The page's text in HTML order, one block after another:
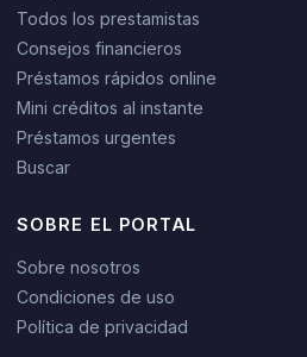
Todos los prestamistas
Consejos financieros
Préstamos rápidos online
Mini créditos al instante
Préstamos urgentes
Buscar
SOBRE EL PORTAL
Sobre nosotros
Condiciones de uso
Política de privacidad